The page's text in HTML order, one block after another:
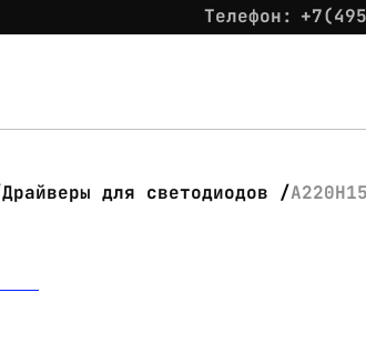
Телефон:
Драйверы для светодиодов